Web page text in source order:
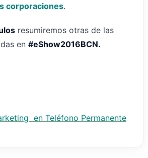
corporaciones.
resumiremos otras de las
en #eShow2016BCN.
en Teléfono Permanente